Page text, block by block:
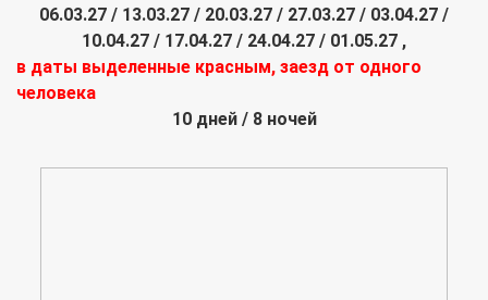
06.03.27 / 13.03.27 / 20.03.27 / 27.03.27 / 03.04.27 /
10.04.27 / 17.04.27 / 24.04.27 / 01.05.27 ,
в даты выделенные красным, заезд от одного
человека
10 дней / 8 ночей